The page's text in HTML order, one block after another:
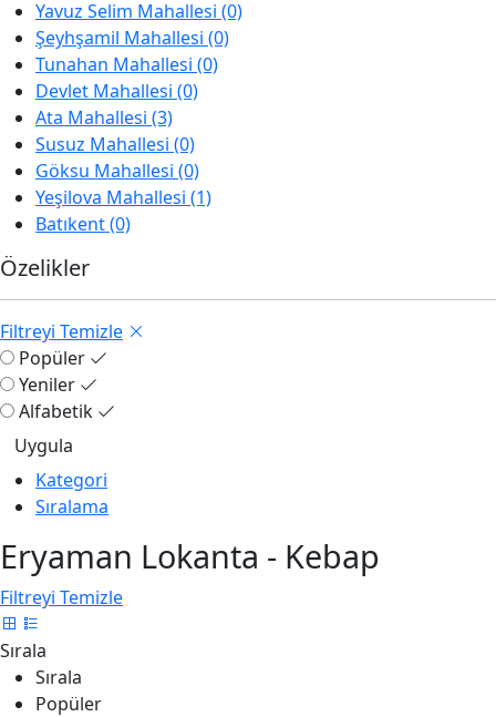
Yavuz Selim Mahallesi (0)
Şeyhşamil Mahallesi (0)
Tunahan Mahallesi (0)
Devlet Mahallesi (0)
Ata Mahallesi (3)
Susuz Mahallesi (0)
Göksu Mahallesi (0)
Yeşilova Mahallesi (1)
Batıkent (0)
Özelikler
Filtreyi Temizle
Popüler
Yeniler
Alfabetik
Kategori
Sıralama
Eryaman Lokanta - Kebap
Filtreyi Temizle
Sırala
Sırala
Popüler